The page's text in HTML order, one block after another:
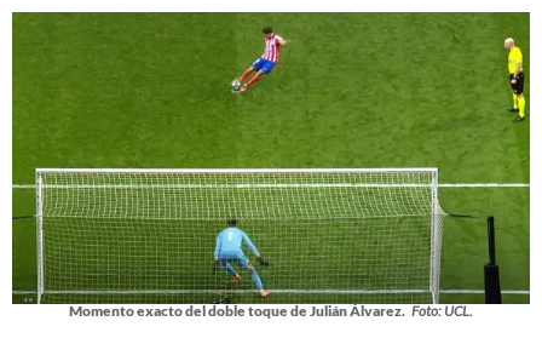
Momento exacto del doble toque de Julián Álvarez. Foto: UCL.